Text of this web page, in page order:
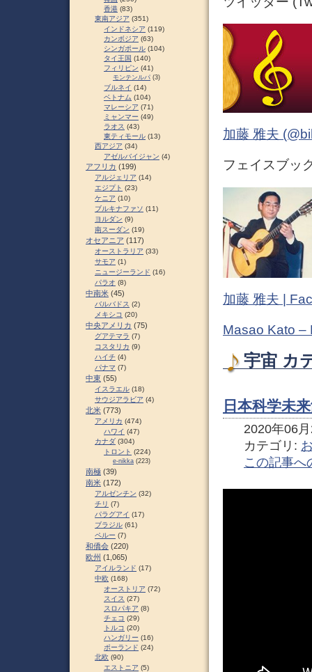
加藤 雅夫
フェイスブッ
加藤 雅夫 |
Masao Kato –
宇宙 カ
日本科学未
2020年06
カテゴリ:
この記事へ
香港 (83)
東南アジア (351)
インドネシア (119)
カンボジア (63)
シンガポール (104)
タイ王国 (140)
フィリピン (41)
モンテンルパ (3)
ブルネイ (14)
ベトナム (104)
マレーシア (71)
ミャンマー (49)
ラオス (43)
東ティモール (13)
西アジア (34)
アゼルバイジャン (4)
アフリカ (199)
アルジェリア (14)
エジプト (23)
ケニア (10)
ブルキナファソ (11)
ヨルダン (9)
南スーダン (19)
オセアニア (117)
オーストラリア (33)
サモア (1)
ニュージーランド (16)
パラオ (8)
中南米 (45)
バルバドス (2)
メキシコ (20)
中央アメリカ (75)
グアテマラ (7)
コスタリカ (9)
ハイチ (4)
パナマ (7)
中東 (55)
イスラエル (18)
サウジアラビア (4)
北米 (773)
アメリカ (474)
ハワイ (47)
カナダ (304)
トロント (224)
e-nikka (223)
南極 (39)
南米 (172)
アルゼンチン (32)
チリ (7)
パラグアイ (17)
ブラジル (61)
ペルー (7)
和僑会 (220)
欧州 (1,065)
アイルランド (17)
中欧 (168)
オーストリア (72)
スイス (27)
スロパキア (8)
チェコ (29)
トルコ (20)
ハンガリー (16)
ポーランド (24)
北欧 (90)
エストニア (5)